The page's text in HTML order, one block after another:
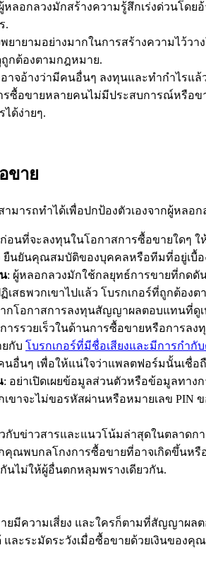
หลอกลวงมักสร้างความรู้สึกเร่งด่วนโด
.
ยายามอย่างมากในการสร้างความไว้ว
ถูกต้องตามกฎหมาย.
าจอ้างว่ามีคนอื่นๆ ลงทุนและทำกำไรแ
รซื้อขายหลายคนไม่มีประสบการณ์หรือข
ด้ง่ายๆ.
ขาย
มารถทำได้เพื่อปกป้องตัวเองจากผู้หลอ
อนที่จะลงทุนในโอกาสการซื้อขายใดๆ
ยืนยันคุณสมบัติของบุคคลหรือทีมที่อยู่เบื้อ
: ผู้หลอกลวงมักใช้กลยุทธ์การขายที่กดดั
สธพวกเขาไปแล้ว โบรกเกอร์ที่ถูกต้อง
กโอกาสการลงทุนสัญญาผลตอบแทนที่ดูเ
รรวยเร็วในด้านการซื้อขายหรือการลง
กับ โบรกเกอร์ที่มีชื่อเสียงและมีการกำกั
นอื่นๆ เพื่อให้แน่ใจว่าแพลตฟอร์มนั้นเชื่อ
: อย่าเปิดเผยข้อมูลส่วนตัวหรือข้อมูลทา
ขาจะไม่ขอรหัสผ่านหรือหมายเลข
วกับข่าวสารและแนวโน้มล่าสุดในตลาด
คุณพบกลโกงการซื้อขายที่อาจเกิดขึ้นหรื
นไม่ให้ผู้อื่นตกหลุมพรางเดียวกัน.
ยมีความเสี่ยง และใครก็ตามที่สัญญาผล
ละระมัดระวังเมื่อซื้อขายด้วยเงินของ